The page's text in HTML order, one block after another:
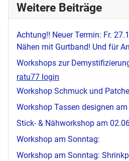
Weitere Beiträge
Achtung!! Neuer Termin: Fr.
Nähen mit Gurtband! Und für
Workshops zur
ratu77 login
Workshop Schmuck und
Workshop Tassen designen
Stick- & Nähworkshop am
Workshop am Sonntag:
Workshop am Sonntag: